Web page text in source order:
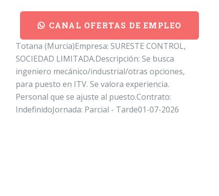
CANAL OFERTAS DE EMPLEO
Totana (Murcia)Empresa: SURESTE CONTROL,
SOCIEDAD LIMITADA.Descripción: Se busca
ingeniero mecánico/industrial/otras opciones,
para puesto en ITV. Se valora experiencia.
Personal que se ajuste al puesto.Contrato:
IndefinidoJornada: Parcial - Tarde01-07-2026